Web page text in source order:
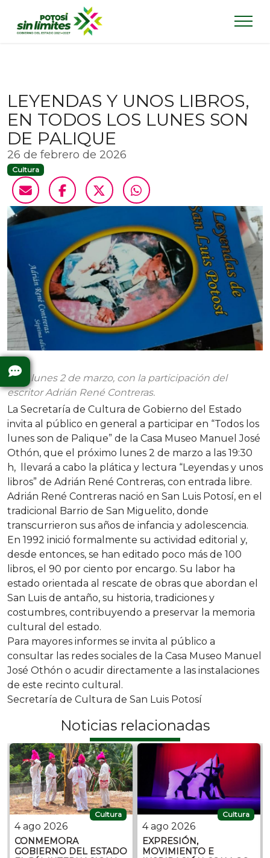
LEYENDAS Y UNOS LIBROS,
EN TODOS LOS LUNES SON
DE PALIQUE
26 de febrero de 2026
Cultura
Este lunes 2 de marzo, con la participación del
escritor Adrián René Contreras.
La Secretaría de Cultura de Gobierno del Estado
invita al público en general a participar en “Todos los
lunes son de Palique” de la Casa Museo Manuel José
Othón, que el próximo lunes 2 de marzo a las 19:30
h, llevará a cabo la plática y lectura “Leyendas y unos
libros” de Adrián René Contreras, con entrada libre.
Adrián René Contreras nació en San Luis Potosí, en el
tradicional Barrio de San Miguelito, donde
transcurrieron sus años de infancia y adolescencia.
En 1992 inició formalmente su actividad editorial y,
desde entonces, se han editado poco más de 100
libros, el 90 por ciento por encargo. Su labor ha
estado orientada al rescate de obras que abordan el
San Luis de antaño, su historia, tradiciones y
costumbres, contribuyendo a preservar la memoria
cultural del estado.
Para mayores informes se invita al público a
consultar las redes sociales de la Casa Museo Manuel
José Othón o acudir directamente a las instalaciones
de este recinto cultural.
Secretaría de Cultura de San Luis Potosí
Noticias relacionadas
Cultura
4 ago 2026
CONMEMORA
GOBIERNO DEL ESTADO
Cultura
4 ago 2026
EXPRESIÓN,
MOVIMIENTO E